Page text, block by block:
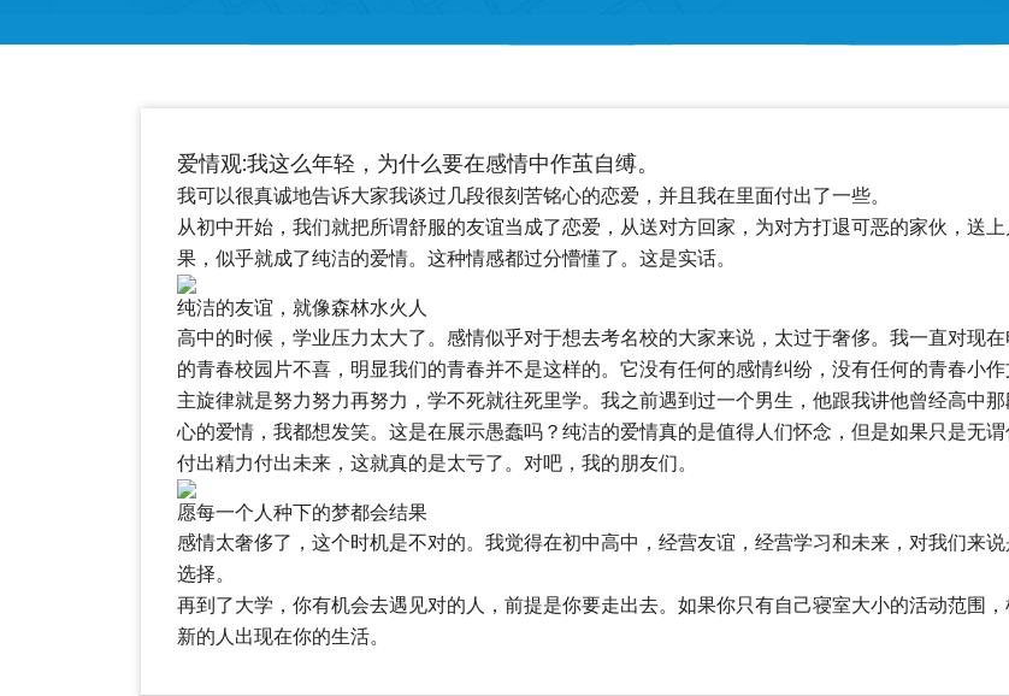
爱情观:我这么年轻，为什么要在感情中作茧自缚。
我可以很真诚地告诉大家我谈过几段很刻苦铭心的恋爱，并且我在里面付出了一些。
从初中开始，我们就把所谓舒服的友谊当成了恋爱，从送对方回家，为对方打退可恶的家伙，送
果，似乎就成了纯洁的爱情。这种情感都过分懵懂了。这是实话。
纯洁的友谊，就像森林水火人
高中的时候，学业压力太大了。感情似乎对于想去考名校的大家来说，太过于奢侈。我一直对现
的青春校园片不喜，明显我们的青春并不是这样的。它没有任何的感情纠纷，没有任何的青春小
主旋律就是努力努力再努力，学不死就往死里学。我之前遇到过一个男生，他跟我讲他曾经高中
心的爱情，我都想发笑。这是在展示愚蠢吗？纯洁的爱情真的是值得人们怀念，但是如果只是无
付出精力付出未来，这就真的是太亏了。对吧，我的朋友们。
愿每一个人种下的梦都会结果
感情太奢侈了，这个时机是不对的。我觉得在初中高中，经营友谊，经营学习和未来，对我们来
选择。
再到了大学，你有机会去遇见对的人，前提是你要走出去。如果你只有自己寝室大小的活动范围
新的人出现在你的生活。